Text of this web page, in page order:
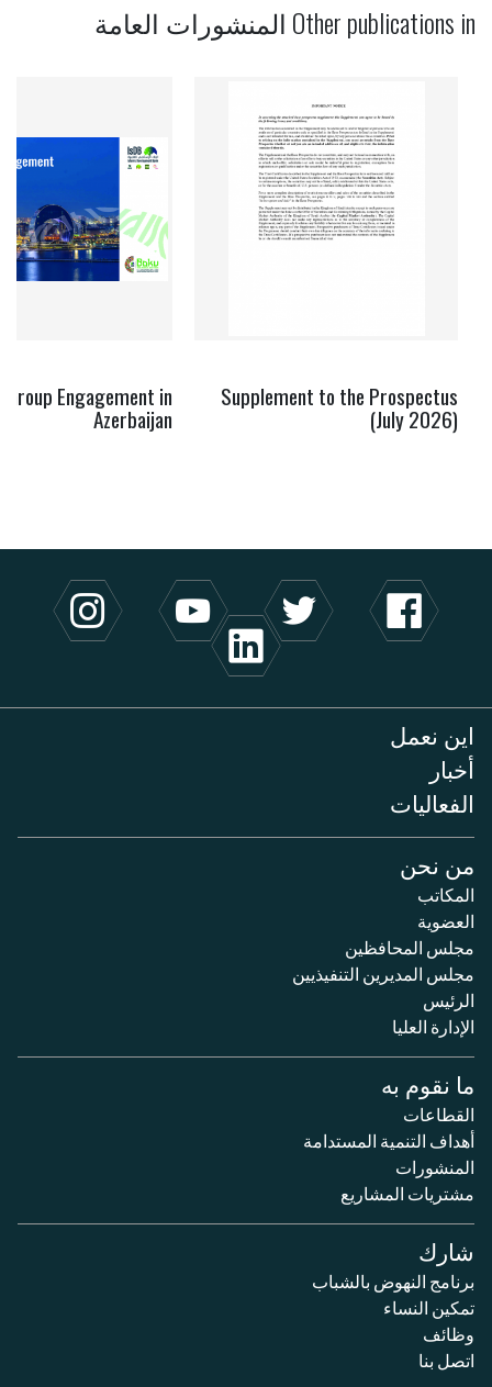
Other publications in المنشورات العامة
Supplement to the Prospectus
(July 2026)
Group Engagement in
Azerbaijan
اين نعمل
أخبار
الفعاليات
من نحن
المكاتب
العضوية
مجلس المحافظين
مجلس المديرين التنفيذيين
الرئيس
الإدارة العليا
ما نقوم به
القطاعات
أهداف التنمية المستدامة
المنشورات
مشتريات المشاريع
شارك
برنامج النهوض بالشباب
تمكين النساء
وظائف
اتصل بنا